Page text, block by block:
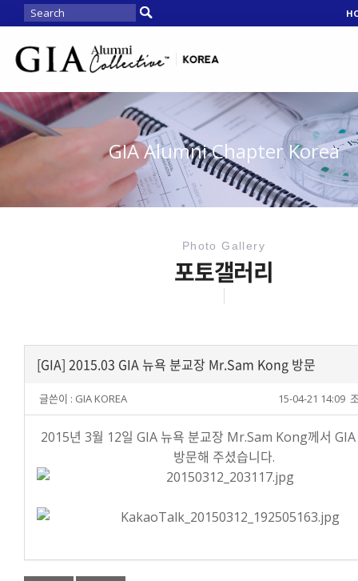
GIA Alumni Chapter Korea
Photo Gallery
포토갤러리
[GIA] 2015.03 GIA 뉴욕 분교장 Mr.Sam Kong 방문
글쓴이 : GIA KOREA 15-04-21 14:09
2015년 3월 12일 GIA 뉴욕 분교장 Mr.Sam Kong께서
방문해 주셨습니다.